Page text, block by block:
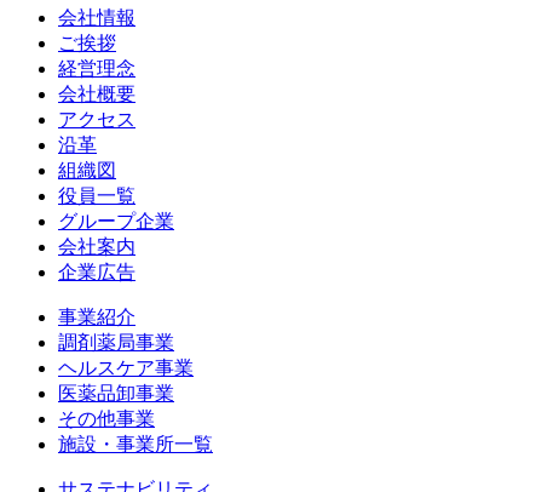
会社情報
ご挨拶
経営理念
会社概要
アクセス
沿革
組織図
役員一覧
グループ企業
会社案内
企業広告
事業紹介
調剤薬局事業
ヘルスケア事業
医薬品卸事業
その他事業
施設・事業所一覧